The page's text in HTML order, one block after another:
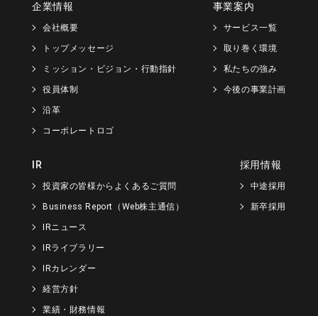
企業情報
会社概要
トップメッセージ
ミッション・ビジョン・行動指針
役員体制
沿革
コーポレートロゴ
事業案内
サービス一覧
取り巻く環境
私たちの強み
今後の事業計画
IR
投資家の皆様からよくあるご質問
Business Report（Web株主通信）
IRニュース
IRライブラリー
IRカレンダー
経営方針
業績・財務情報
採用情報
中途採用
新卒採用